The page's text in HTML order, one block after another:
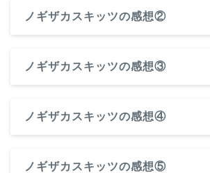
ノギザカスキッツの感想②
ノギザカスキッツの感想③
ノギザカスキッツの感想④
ノギザカスキッツの感想⑤